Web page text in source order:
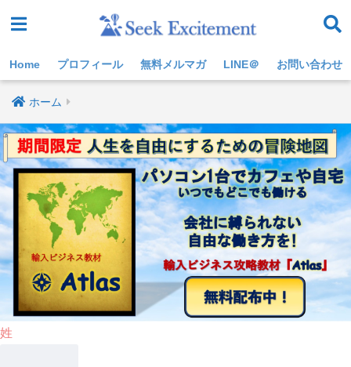
Home プロフィール 無料メルマガ LINE＠ お問い合わせ
ホーム
姓